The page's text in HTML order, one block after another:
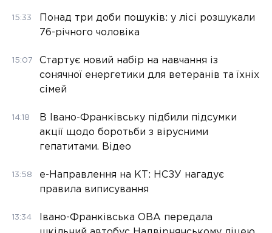
15:33
Понад три доби пошуків: у лісі розшукали
76-річного чоловіка
15:07
Стартує новий набір на навчання із
сонячної енергетики для ветеранів та їхніх
сімей
14:18
В Івано-Франківську підбили підсумки
акції щодо боротьби з вірусними
гепатитами. Відео
13:58
е-Направлення на КТ: НСЗУ нагадує
правила виписування
13:34
Івано-Франківська ОВА передала